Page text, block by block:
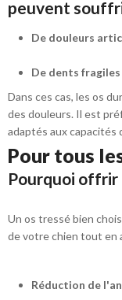
peuvent
De douleurs
De dents fragiles
Dans ces cas, les os
des douleurs. Il est
adaptés aux capacités
Pour tous
Pourquoi offrir
Un os tressé bien
de votre chien tout en
Réduction de